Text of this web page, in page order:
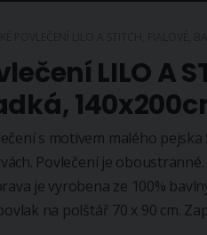
LILO A
s motivem malého
Povlečení je
je vyrobena ze 100%
na polštář 70 x 90 cm.